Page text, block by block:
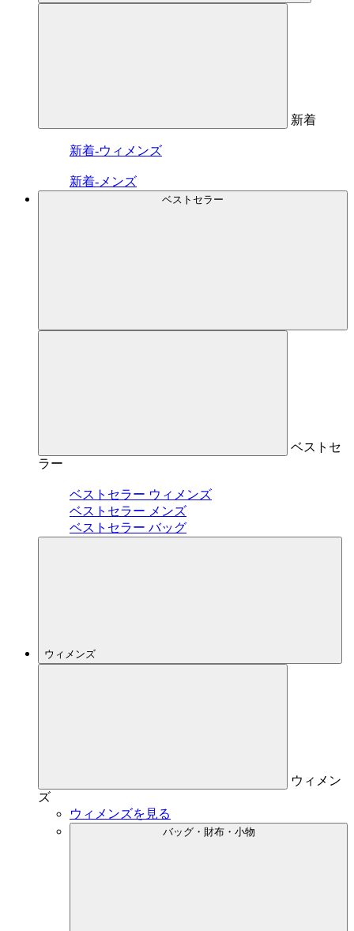
新着
新着-ウィメンズ
新着-メンズ
ベストセラー
ベストセ
ラー
ベストセラー ウィメンズ
ベストセラー メンズ
ベストセラー バッグ
ウィメンズ
ウィメン
ズ
ウィメンズを見る
バッグ・財布・小物